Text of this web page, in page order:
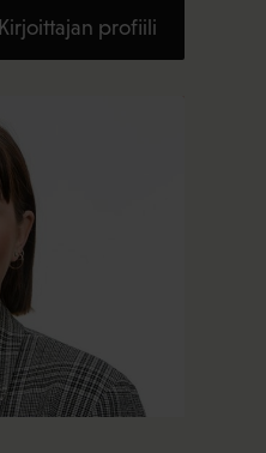
Kirjoittajan profiili